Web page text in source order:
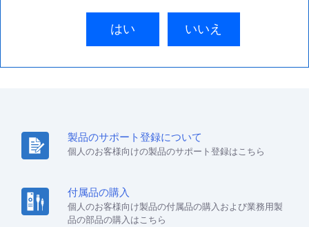
はい いいえ
製品のサポート登録について
個人のお客様向けの製品のサポート登録はこちら
付属品の購入
個人のお客様向け製品の付属品の購入および業務用製
品の部品の購入はこちら